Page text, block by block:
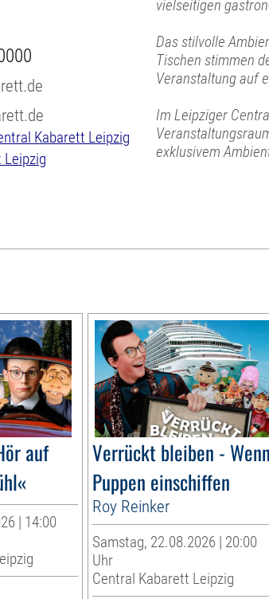
Kabarett Leipzig
Leipzig
vielseitigen
Das stilvolle
Tischen stimmen
Veranstaltung auf
Im Leipziger
exklusivem
auf
| 14:00
Verrückt bleiben - Wenn
Puppen einschiffen
Roy Reinker
Samstag, 22.08.2026 | 20:00
Uhr
Central Kabarett Leipzig